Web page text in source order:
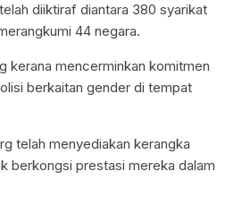
diiktiraf diantara 380 syarikat
44 negara.
kerana mencerminkan komitmen
berkaitan gender di tempat
telah menyediakan kerangka
berkongsi prestasi mereka dalam